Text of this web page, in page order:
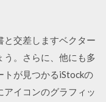
と交差しますベクター
う。さらに、他にも多
トが見つかるiStockの
イコンのグラフィッ